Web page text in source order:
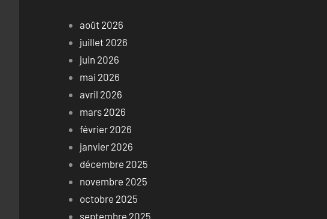
août 2026
juillet 2026
juin 2026
mai 2026
avril 2026
mars 2026
février 2026
janvier 2026
décembre 2025
novembre 2025
octobre 2025
septembre 2025